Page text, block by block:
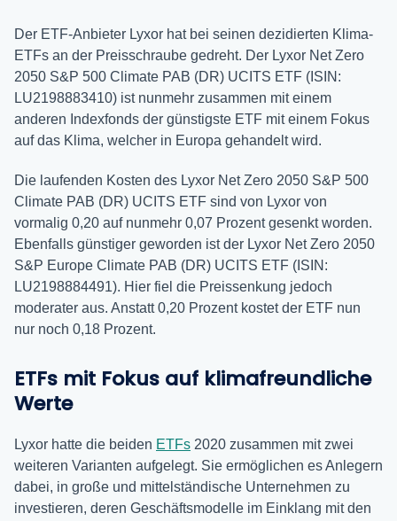
Der ETF-Anbieter Lyxor hat bei seinen dezidierten Klima-
ETFs an der Preisschraube gedreht. Der Lyxor Net Zero
2050 S&P 500 Climate PAB (DR) UCITS ETF (ISIN:
LU2198883410) ist nunmehr zusammen mit einem
anderen Indexfonds der günstigste ETF mit einem Fokus
auf das Klima, welcher in Europa gehandelt wird.
Die laufenden Kosten des Lyxor Net Zero 2050 S&P 500
Climate PAB (DR) UCITS ETF sind von Lyxor von
vormalig 0,20 auf nunmehr 0,07 Prozent gesenkt worden.
Ebenfalls günstiger geworden ist der Lyxor Net Zero 2050
S&P Europe Climate PAB (DR) UCITS ETF (ISIN:
LU2198884491). Hier fiel die Preissenkung jedoch
moderater aus. Anstatt 0,20 Prozent kostet der ETF nun
nur noch 0,18 Prozent.
ETFs mit Fokus auf klimafreundliche
Werte
Lyxor hatte die beiden ETFs 2020 zusammen mit zwei
weiteren Varianten aufgelegt. Sie ermöglichen es Anlegern
dabei, in große und mittelständische Unternehmen zu
investieren, deren Geschäftsmodelle im Einklang mit den